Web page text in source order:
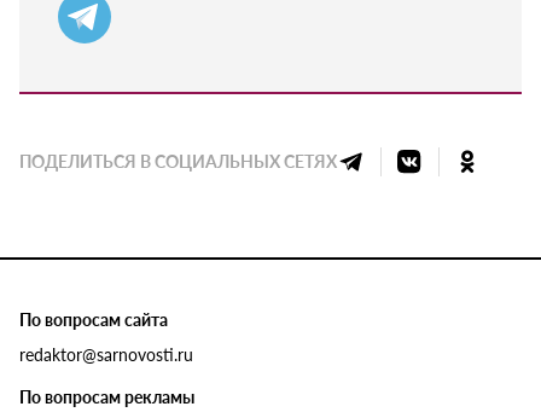
ПОДЕЛИТЬСЯ В СОЦИАЛЬНЫХ СЕТЯХ
По вопросам сайта
redaktor@sarnovosti.ru
По вопросам рекламы